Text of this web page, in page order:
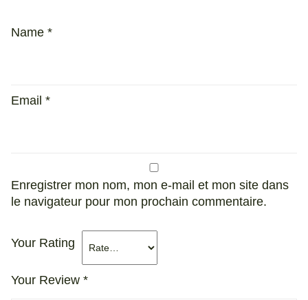
Name *
Email *
Enregistrer mon nom, mon e-mail et mon site dans
le navigateur pour mon prochain commentaire.
Your Rating
Your Review *